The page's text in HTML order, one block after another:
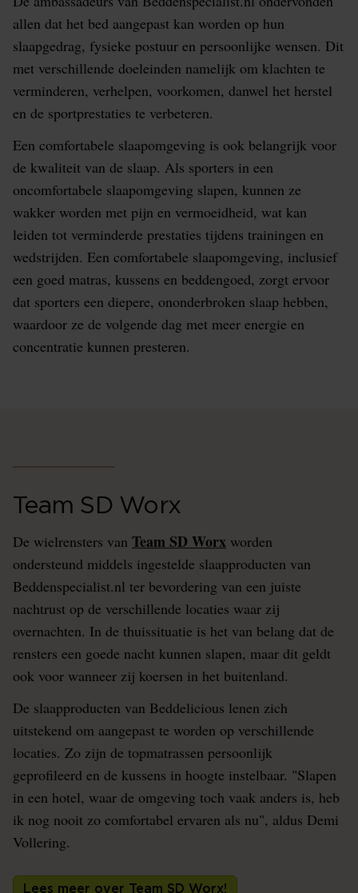
allen dat het bed aangepast kan worden op hun
slaapgedrag, fysieke postuur en persoonlijke wensen. Dit
met verschillende doeleinden namelijk om klachten te
verminderen, verhelpen, voorkomen, danwel het herstel
en de sportprestaties te verbeteren.
Een comfortabele slaapomgeving is ook belangrijk voor
de kwaliteit van de slaap. Als sporters in een
oncomfortabele slaapomgeving slapen, kunnen ze
wakker worden met pijn en vermoeidheid, wat kan
leiden tot verminderde prestaties tijdens trainingen en
wedstrijden. Een comfortabele slaapomgeving, inclusief
een goed matras, kussens en beddengoed, zorgt ervoor
dat sporters een diepere, ononderbroken slaap hebben,
waardoor ze de volgende dag met meer energie en
concentratie kunnen presteren.
Team SD Worx
De wielrensters van Team SD Worx worden
ondersteund middels ingestelde slaapproducten van
Beddenspecialist.nl ter bevordering van een juiste
nachtrust op de verschillende locaties waar zij
overnachten. In de thuissituatie is het van belang dat de
rensters een goede nacht kunnen slapen, maar dit geldt
ook voor wanneer zij koersen in het buitenland.
De slaapproducten van Beddelicious lenen zich
uitstekend om aangepast te worden op verschillende
locaties. Zo zijn de topmatrassen persoonlijk
geprofileerd en de kussens in hoogte instelbaar. "Slapen
in een hotel, waar de omgeving toch vaak anders is, heb
ik nog nooit zo comfortabel ervaren als nu", aldus Demi
Vollering.
Lees meer over Team SD Worx!